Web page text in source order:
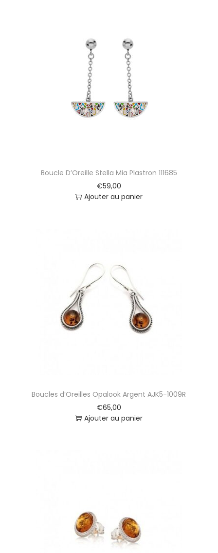
Boucle D’Oreille Stella Mia Plastron 111685
€59,00
Ajouter au panier
Boucles d’Oreilles Opalook Argent AJK5-1009R
€65,00
Ajouter au panier